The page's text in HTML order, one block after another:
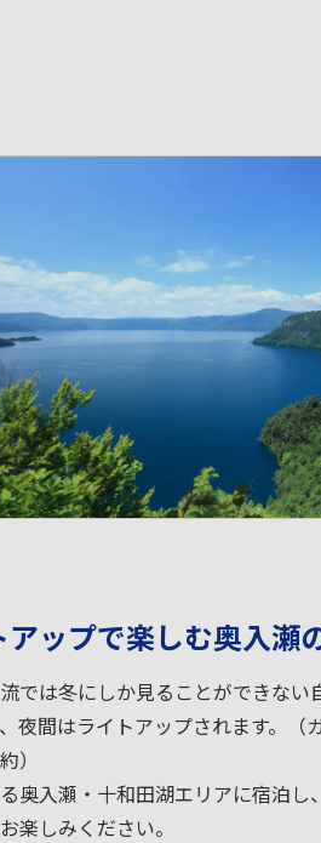
アップで楽しむ奥入瀬
では冬にしか見ることができない
夜間はライトアップされます。（
）
奥入瀬・十和田湖エリアに宿泊し
楽しみください。